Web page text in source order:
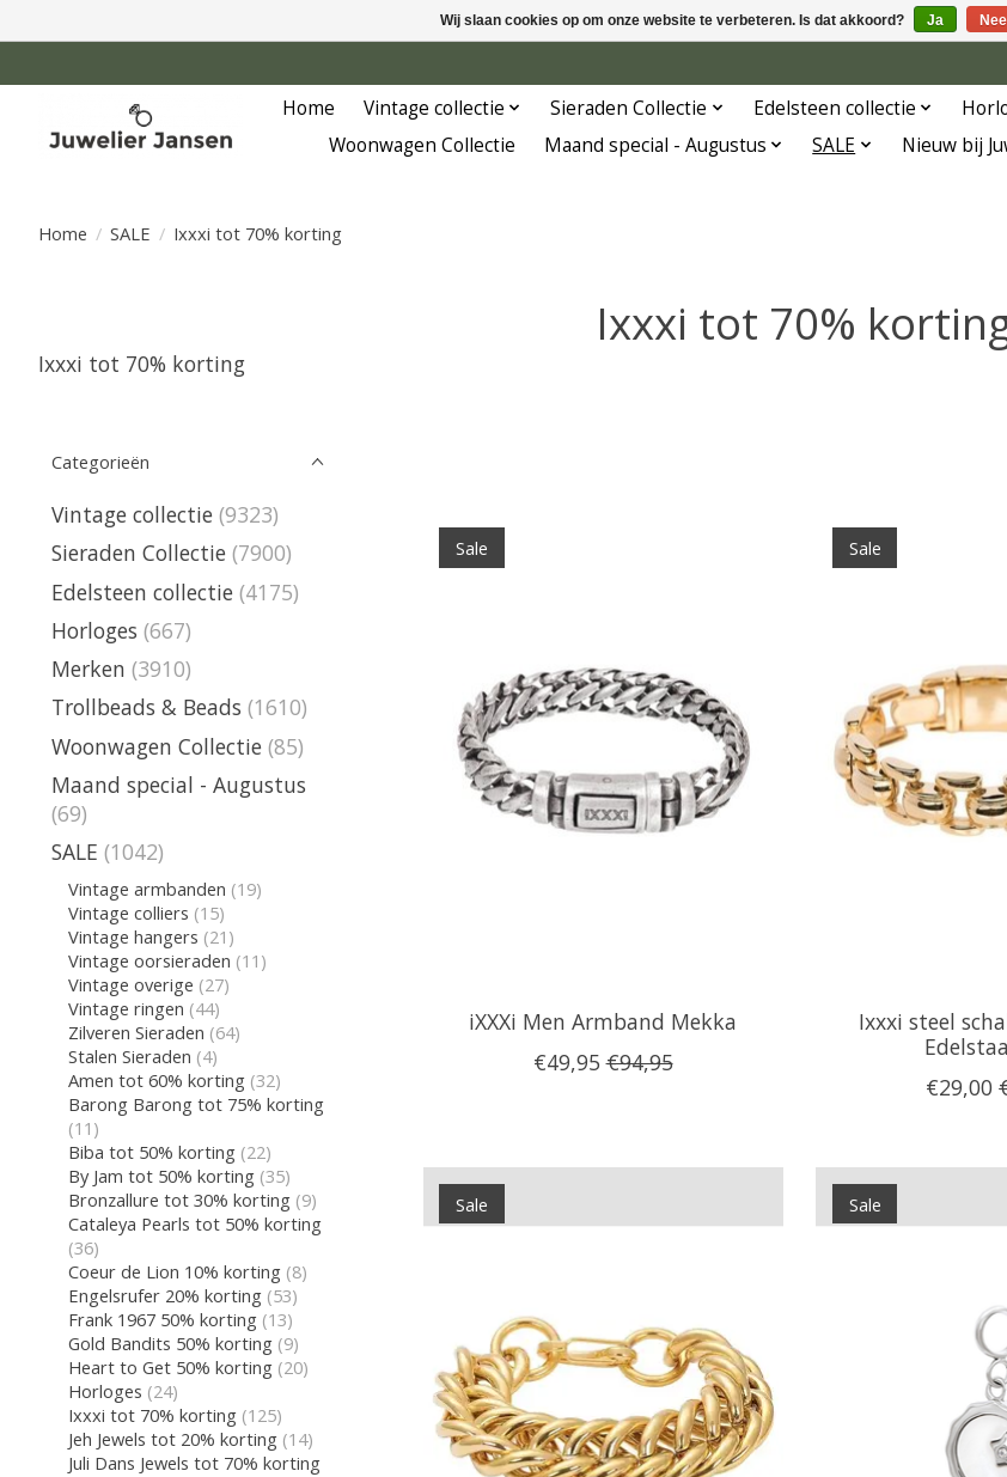
Home Vintage collectie Sieraden Collectie Edelsteen collectie
Woonwagen Collectie
Maand special - Augustus SALE Nieuw bij
Home / SALE / Ixxxi tot 70% korting
Ixxxi tot 70%
Ixxxi tot 70% korting
Categorieën
Vintage collectie (9323)
Sieraden Collectie (7900)
Edelsteen collectie (4175)
Horloges (667)
Merken (3910)
Trollbeads & Beads (1610)
Woonwagen Collectie (85)
Maand special - Augustus
(69)
SALE (1042)
Vintage armbanden (19)
Vintage colliers (15)
Vintage hangers (21)
Vintage oorsieraden (11)
Vintage overige (27)
Vintage ringen (44)
Zilveren Sieraden (64)
Stalen Sieraden (4)
Amen tot 60% korting (32)
Barong Barong tot 75% korting
(11)
Biba tot 50% korting (22)
By Jam tot 50% korting (35)
Bronzallure tot 30% korting (9)
Cataleya Pearls tot 50% korting
(36)
Coeur de Lion 10% korting (8)
Engelsrufer 20% korting (53)
Frank 1967 50% korting (13)
Gold Bandits 50% korting (9)
Heart to Get 50% korting (20)
Horloges (24)
Ixxxi tot 70% korting (125)
Jeh Jewels tot 20% korting (14)
Juli Dans Jewels tot 70% korting
Sale
iXXXi Men Armband Mekka
€49,95 €94,95
Sale
Ixxxi steel
€29,00
Sale Sale
Wij slaan cookies op om onze website te verbeteren. Is dat akkoord? Ja Nee